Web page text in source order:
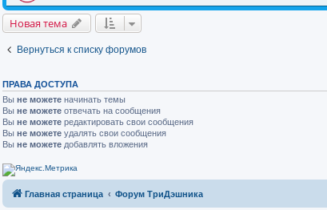
Новая тема
Вернуться к списку форумов
ПРАВА ДОСТУПА
Вы не можете начинать темы
Вы не можете отвечать на сообщения
Вы не можете редактировать свои сообщения
Вы не можете удалять свои сообщения
Вы не можете добавлять вложения
Главная страница Форум ТриДэшника